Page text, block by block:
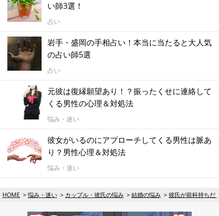
い師3選！
占い
岩手・盛岡の手相占い！本当に当たると大人気
の占い師5選
占い
元彼は復縁願望あり！？振ったくせに連絡して
くる男性の心理＆対処法
悩み・迷い
彼女がいるのにアプローチしてくる男性は脈あ
り？男性心理＆対処法
悩み・迷い
HOME 悩み・迷い カップル・彼氏の悩み 結婚の悩み 彼氏が前科持ちだ